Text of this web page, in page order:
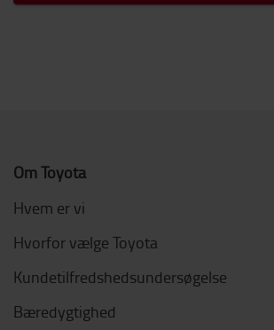
Om Toyota
Hvem er vi
Hvorfor vælge Toyota
Kundetilfredshedsundersøgelse
Bæredygtighed